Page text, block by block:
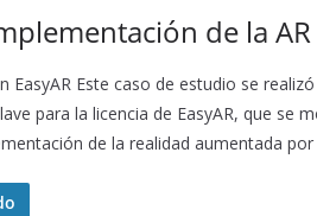
de la
EasyAR Este caso de estudio se
para la licencia de EasyAR, que se
de la realidad aumentada